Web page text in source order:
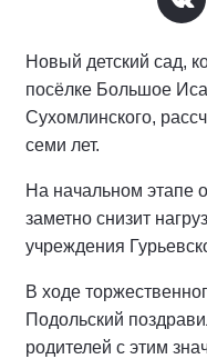
Новый детский сад,
посёлке Большое
Сухомлинского,
семи лет.
На начальном этапе
заметно снизит
учреждения
В ходе
Подольский
родителей с этим